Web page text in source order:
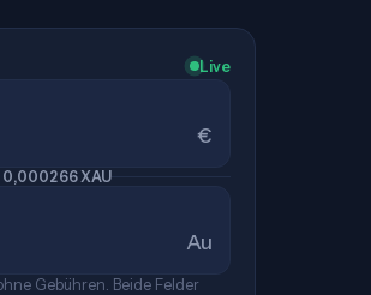
Live
€
0,000266 XAU
Au
Gebühren. Beide Felder